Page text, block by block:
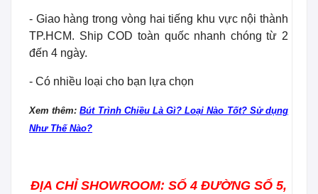
- Giao hàng trong vòng hai tiếng khu vực nội thành
TP.HCM. Ship COD toàn quốc nhanh chóng từ 2
đến 4 ngày.
- Có nhiều loại cho bạn lựa chọn
Xem thêm:Bút Trình Chiều Là Gì? Loại Nào Tốt? Sử dụng
Như Thế Nào?
ĐỊA CHỈ SHOWROOM: SỐ 4 ĐƯỜNG SỐ 5,